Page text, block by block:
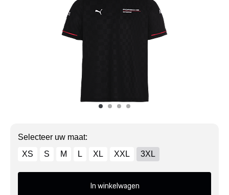
Klantenservice
Porsche informatie
Selecteer uw maat:
XS
S M L XL XXL 3XL
In winkelwagen